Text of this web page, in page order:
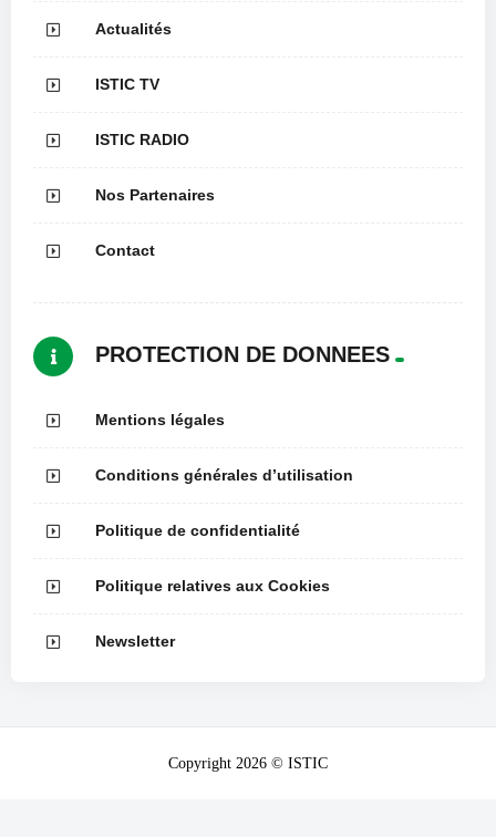
Actualités
ISTIC TV
ISTIC RADIO
Nos Partenaires
Contact
PROTECTION DE DONNEES
Mentions légales
Conditions générales d’utilisation
Politique de confidentialité
Politique relatives aux Cookies
Newsletter
Copyright 2026 © ISTIC